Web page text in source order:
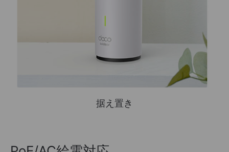
据え置き